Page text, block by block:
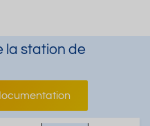
la station de